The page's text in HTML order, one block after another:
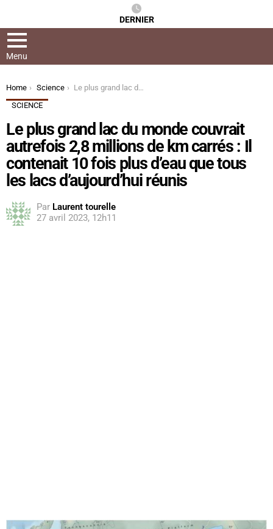
DERNIER
Menu
You are here:
Home Science
Le plus grand lac du monde couvrait autrefois 2,8 millions de km carrés : Il contenait 10 fois plus d’eau que tous les lacs d’aujourd’hui réunis
SCIENCE
Le plus grand lac du monde couvrait
autrefois 2,8 millions de km carrés : Il
contenait 10 fois plus d’eau que tous
les lacs d’aujourd’hui réunis
Par Laurent tourelle
27 avril 2023, 12h11